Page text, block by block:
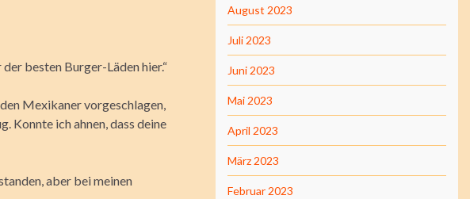
besten Burger-Läden hier.“
Mexikaner vorgeschlagen,
Konnte ich ahnen, dass deine
aber bei meinen
August 2023
Juli 2023
Juni 2023
Mai 2023
April 2023
März 2023
Februar 2023